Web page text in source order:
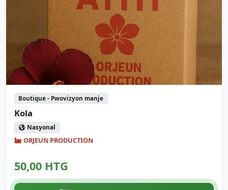
Boutique - Pwovizyon manje
Kola
Nasyonal
ORJEUN PRODUCTION
50,00 HTG